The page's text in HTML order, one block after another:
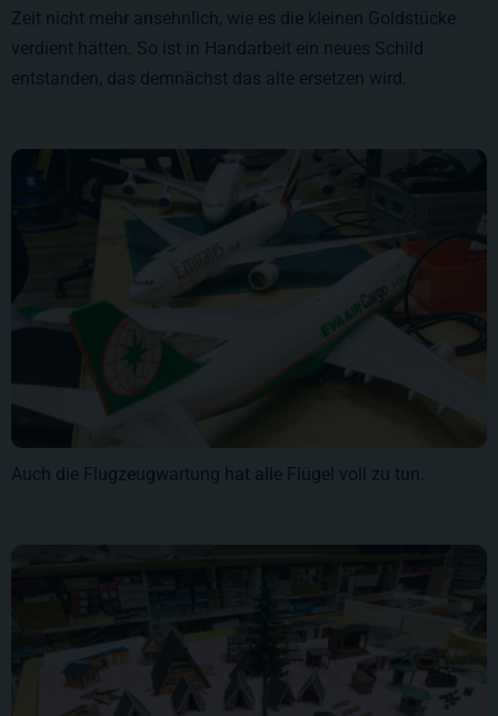
Zeit nicht mehr ansehnlich, wie es die kleinen Goldstücke
verdient hätten. So ist in Handarbeit ein neues Schild
entstanden, das demnächst das alte ersetzen wird.
Auch die Flugzeugwartung hat alle Flügel voll zu tun.